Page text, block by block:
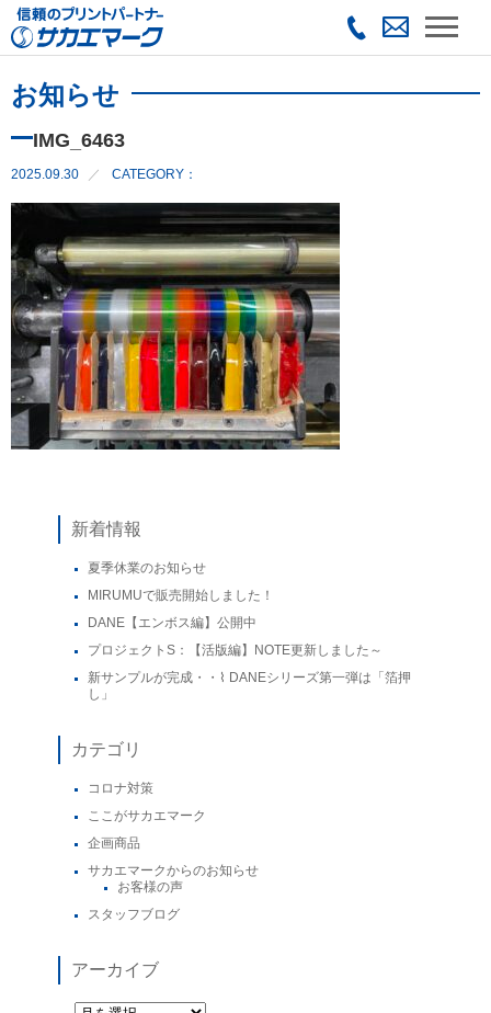
お知らせ
IMG_6463
2025.09.30 CATEGORY：
新着情報
夏季休業のお知らせ
MIRUMUで販売開始しました！
DANE【エンボス編】公開中
プロジェクトS：【活版編】NOTE更新しました～
新サンプルが完成・・⌇ DANEシリーズ第一弾は「箔押
し」
カテゴリ
コロナ対策
ここがサカエマーク
企画商品
サカエマークからのお知らせ
お客様の声
スタッフブログ
アーカイブ